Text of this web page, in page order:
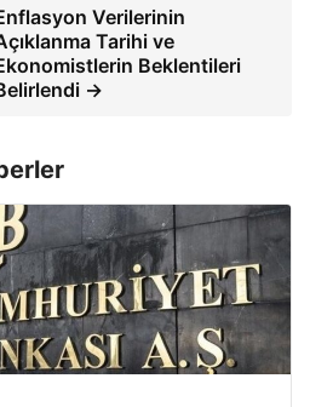
Verilerinin
Tarihi ve
Beklentileri
→